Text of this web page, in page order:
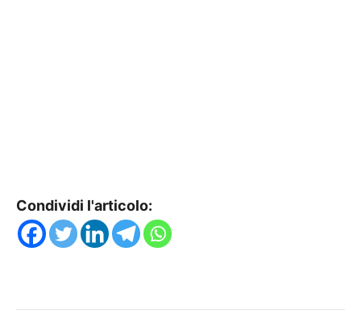
Condividi l'articolo: